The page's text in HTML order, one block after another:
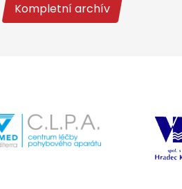
Kompletní archív